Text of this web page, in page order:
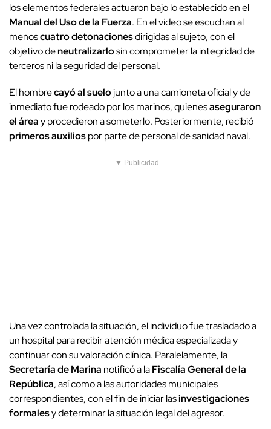
los elementos federales actuaron bajo lo establecido en el
Manual del Uso de la Fuerza. En el video se escuchan al
menoscuatro detonacionesdirigidas al sujeto, con el
objetivo deneutralizarlosin comprometer la integridad de
terceros ni la seguridad del personal.
El hombrecayó al suelojunto a una camioneta oficial y de
inmediato fue rodeado por los marinos, quienesaseguraron
el áreay procedieron a someterlo. Posteriormente, recibió
primeros auxiliospor parte de personal de sanidad naval.
▼ Publicidad
Una vez controlada la situación, el individuo fue trasladado a
un hospital para recibir atención médica especializada y
continuar con su valoración clínica. Paralelamente, la
Secretaría de Marina notificó a laFiscalía General de la
República, así como a las autoridades municipales
correspondientes, con el fin de iniciar lasinvestigaciones
formalesy determinar la situación legal del agresor.